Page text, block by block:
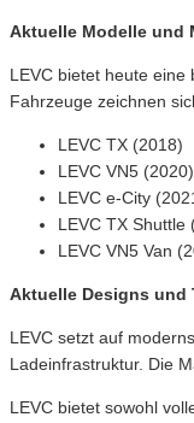
Aktuelle Modelle und
LEVC bietet heute
Fahrzeuge zeichnen
LEVC TX (2018)
LEVC VN5 (2020)
LEVC e-City
LEVC TX Shuttle
LEVC VN5 Van
Aktuelle Designs und
LEVC setzt auf
Ladeinfrastruktur. Die
LEVC bietet sowohl